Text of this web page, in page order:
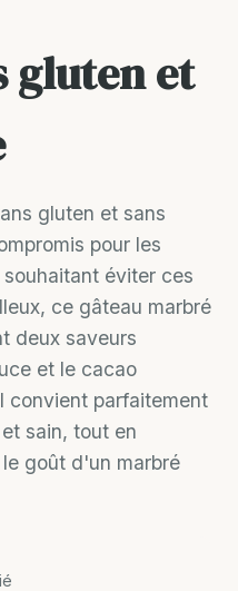
gluten et
gluten et sans
pour les
éviter ces
ce gâteau marbré
deux saveurs
et le cacao
convient parfaitement
sain, tout en
goût d'un marbré